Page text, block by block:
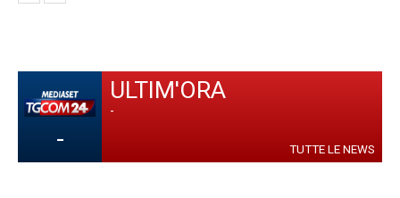
-
ULTIM'ORA
-
TUTTE LE NEWS